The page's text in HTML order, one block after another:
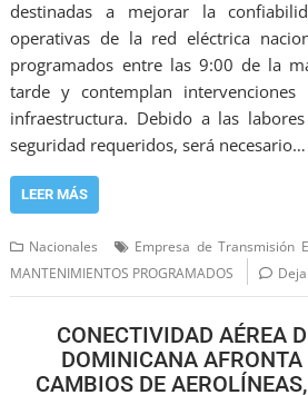
destinadas a mejorar la
operativas de la red eléctrica
programados entre las 9:00 de la
tarde y contemplan
infraestructura. Debido a las
seguridad requeridos, será necesario…
LEER MÁS
Nacionales Empresa de Transmisión
MANTENIMIENTOS PROGRAMADOS
CONECTIVIDAD AÉREA
DOMINICANA AFRONTA
CAMBIOS DE